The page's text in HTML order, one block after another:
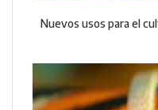
Nuevos usos para el